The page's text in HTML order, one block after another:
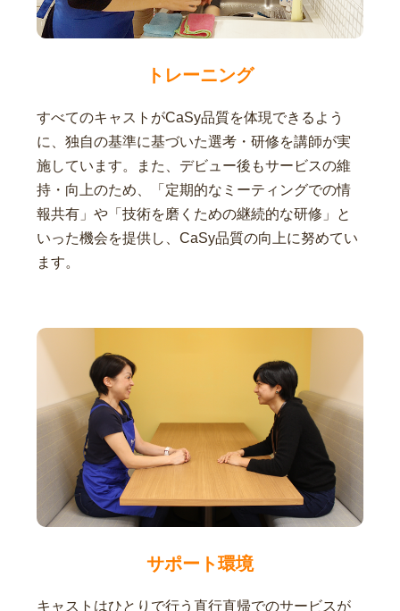
トレーニング
すべてのキャストがCaSy品質を体現できるよう
に、独自の基準に基づいた選考・研修を講師が実
施しています。また、デビュー後もサービスの維
持・向上のため、「定期的なミーティングでの情
報共有」や「技術を磨くための継続的な研修」と
いった機会を提供し、CaSy品質の向上に努めてい
ます。
サポート環境
キャストはひとりで行う直行直帰でのサービスが